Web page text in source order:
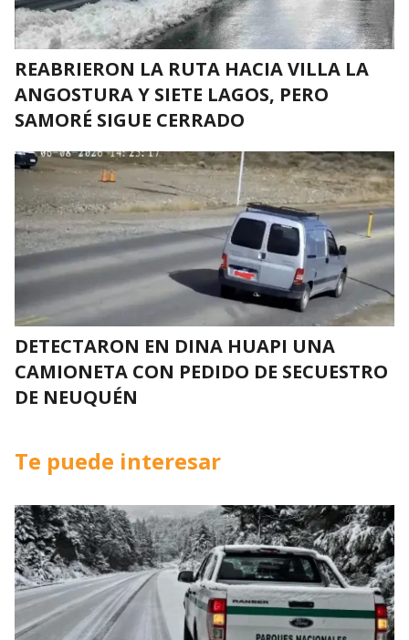
REABRIERON LA RUTA HACIA VILLA LA
ANGOSTURA Y SIETE LAGOS, PERO
SAMORÉ SIGUE CERRADO
DETECTARON EN DINA HUAPI UNA
CAMIONETA CON PEDIDO DE SECUESTRO
DE NEUQUÉN
Te puede interesar